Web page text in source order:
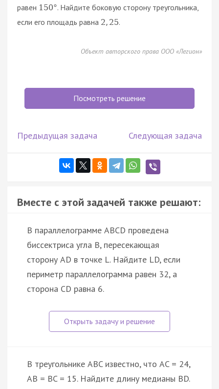
равен 150°. Найдите боковую сторону треугольника,
если его площадь равна 2, 25.
Объект авторского права ООО «Легион»
Посмотреть решение
Предыдущая задача Следующая задача
Вместе с этой задачей также решают:
В параллелограмме ABCD проведена
биссектриса угла B, пересекающая
сторону AD в точке L. Найдите LD, если
периметр параллелограмма равен 32, а
сторона CD равна 6.
В треугольнике ABC известно, что AC = 24,
AB = BC = 15. Найдите длину медианы BD.